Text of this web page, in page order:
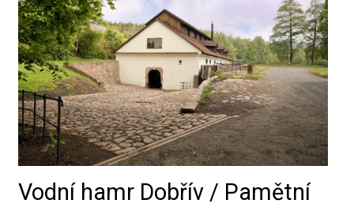
Vodní hamr Dobřív / Pamětní